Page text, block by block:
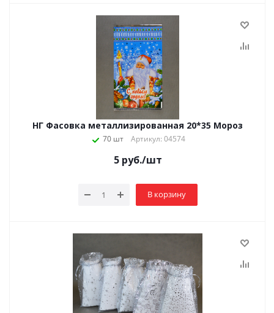
НГ Фасовка металлизированная 20*35 Мороз
70 шт Артикул: 04574
5руб./шт
В корзину